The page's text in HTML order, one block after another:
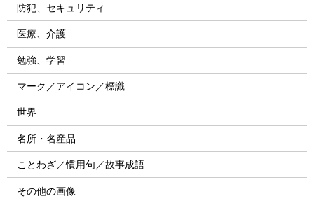
防犯、セキュリティ
医療、介護
勉強、学習
マーク／アイコン／標識
世界
名所・名産品
ことわざ／慣用句／故事成語
その他の画像